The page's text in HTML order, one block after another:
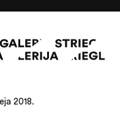
O GALERIJI
2018.